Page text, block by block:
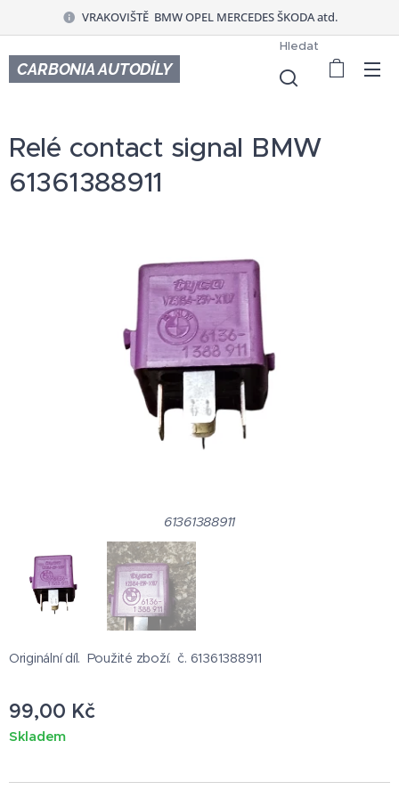
VRAKOVIŠTĚ BMW OPEL MERCEDES ŠKODA atd.
CARBONIA AUTODÍLY
Hledat
Relé contact signal BMW
61361388911
61361388911
Originální díl. Použité zboží. č. 61361388911
99,00 Kč
Skladem